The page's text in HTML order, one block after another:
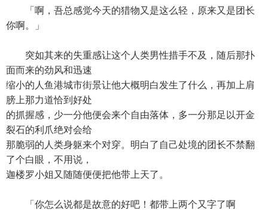
「啊，吾总感觉今天的猎物又是这么轻，原来又是团长
你啊。」
突如其来的失重感让这个人类男性措手不及，随后那扑
面而来的劲风和迅速
缩小的人鱼港城市街景让他大概明白发生了什么，再加上肩
膀上那力道恰到好处
的抓握感，少一分他便会来个自由落体，多一分那足以开金
裂石的利爪绝对会给
那脆弱的人类身躯来个对穿。明白了自己处境的团长不禁翻
了个白眼，不用说，
迦楼罗小姐又随随便便把他带上天了。
「你怎么说都是故意的好吧！都带上两个又字了啊